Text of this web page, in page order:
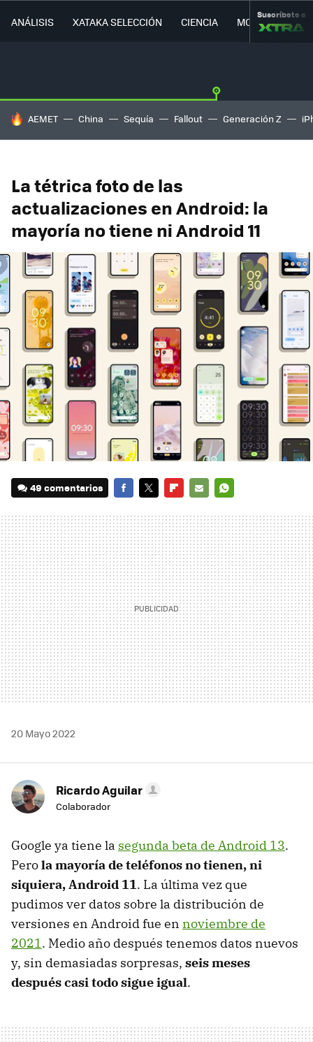
ANÁLISIS XATAKA SELECCIÓN CIENCIA MOVILIDAD
Suscríbete a
HOY SE HABLA DE
AEMET China Sequía Fallout Generación Z
La tétrica foto de las
actualizaciones en Android: la
mayoría no tiene ni Android 11
49 comentarios
MAIL
20 Mayo 2022
Ricardo Aguilar
Colaborador
Google ya tiene la segunda beta de Android 13.
Perola mayoría de teléfonos no tienen, ni
siquiera, Android 11. La última vez que
pudimos ver datos sobre la distribución de
versiones en Android fue en noviembre de
2021. Medio año después tenemos datos nuevos
y, sin demasiadas sorpresas, seis meses
después casi todo sigue igual.